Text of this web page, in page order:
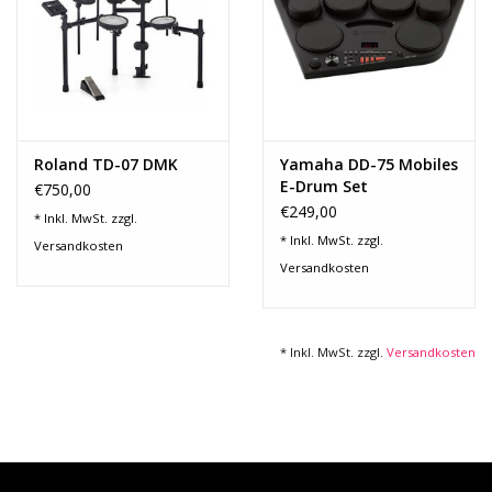
Roland TD-07 DMK
€750,00
* Inkl. MwSt. zzgl.
Versandkosten
Yamaha DD-75 Mobiles
E-Drum Set
€249,00
* Inkl. MwSt. zzgl.
Versandkosten
* Inkl. MwSt. zzgl. Versandkosten